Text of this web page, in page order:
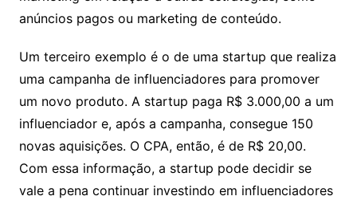
anúncios pagos ou marketing de conteúdo.
Um terceiro exemplo é o de uma startup que realiza
uma campanha de influenciadores para promover
um novo produto. A startup paga R$ 3.000,00 a um
influenciador e, após a campanha, consegue 150
novas aquisições. O CPA, então, é de R$ 20,00.
Com essa informação, a startup pode decidir se
vale a pena continuar investindo em influenciadores